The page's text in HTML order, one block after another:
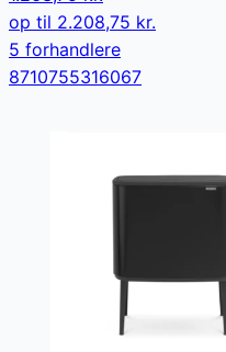
op til 2.208,75 kr.
5 forhandlere
8710755316067